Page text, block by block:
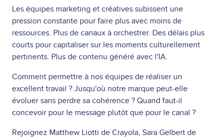
Les équipes marketing et créatives subissent une
pression constante pour faire plus avec moins de
ressources. Plus de canaux à orchestrer. Des délais plus
courts pour capitaliser sur les moments culturellement
pertinents. Plus de contenu généré avec l'IA.
Comment permettre à nos équipes de réaliser un
excellent travail ? Jusqu'où notre marque peut-elle
évoluer sans perdre sa cohérence ? Quand faut-il
concevoir pour le message plutôt que pour le canal ?
Rejoignez Matthew Liotti de Crayola, Sara Gelbert de